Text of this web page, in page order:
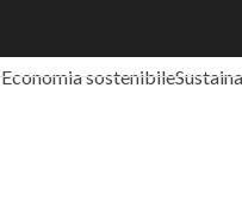
Economia sostenibile